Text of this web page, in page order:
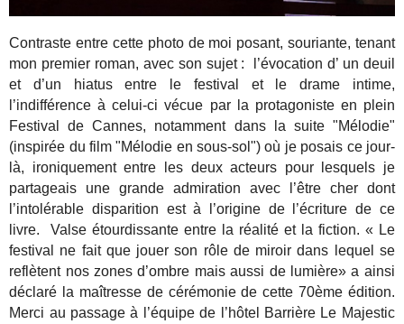
Contraste entre cette photo de moi posant, souriante, tenant
mon premier roman, avec son sujet : l’évocation d’ un deuil
et d’un hiatus entre le festival et le drame intime,
l’indifférence à celui-ci vécue par la protagoniste en plein
Festival de Cannes, notamment dans la suite "Mélodie"
(inspirée du film "Mélodie en sous-sol") où je posais ce jour-
là, ironiquement entre les deux acteurs pour lesquels je
partageais une grande admiration avec l’être cher dont
l’intolérable disparition est à l’origine de l’écriture de ce
livre. Valse étourdissante entre la réalité et la fiction. « Le
festival ne fait que jouer son rôle de miroir dans lequel se
reflètent nos zones d’ombre mais aussi de lumière» a ainsi
déclaré la maîtresse de cérémonie de cette 70ème édition.
Merci au passage à l’équipe de l’hôtel Barrière Le Majestic